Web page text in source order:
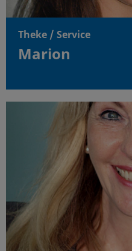
Theke / Service
Marion